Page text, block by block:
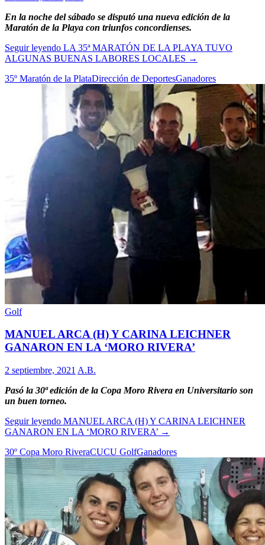
En la noche del sábado se disputó una nueva edición de la
Maratón de la Playa con triunfos concordienses.
Seguir leyendo LA 35ª MARATÓN DE LA PLAYA TUVO
ALGUNAS BUENAS LABORES LOCALES →
35º Maratón de la PlataDirección de DeportesGanadores
Golf
MANUEL ARCA (H) Y CARINA LEICHNER
GANARON EN LA ‘MORO RIVERA’
2 septiembre, 2021 A.B.
Pasó la 30ª edición de la Copa Moro Rivera en Universitario son
un buen torneo.
Seguir leyendo MANUEL ARCA (H) Y CARINA LEICHNER
GANARON EN LA ‘MORO RIVERA’ →
30º Copa Moro RiveraCUCU GolfGanadores